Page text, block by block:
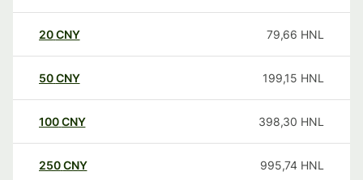
20CNY 79,66 HNL
50CNY 199,15 HNL
100CNY 398,30 HNL
250CNY 995,74 HNL